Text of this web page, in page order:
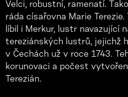
Velci, robustní, ramenatí.
ráda císařovna Marie
líbil i Merkur, lustr navazující
tereziánských lustrů, jejichž
v Čechách už v roce 1743.
korunovaci a počest
Terezián.